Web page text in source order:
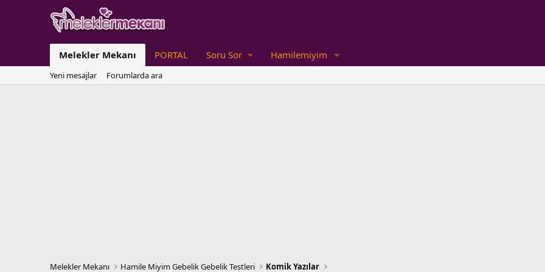
Melekler Mekanı PORTAL Soru Sor Hamilemiyim
Yeni mesajlar Forumlarda ara
Melekler Mekanı Hamile Miyim Gebelik Gebelik Testleri Komik Yazılar